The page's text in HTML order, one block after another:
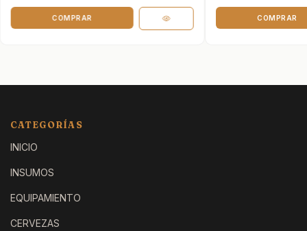
CATEGORÍAS
INICIO
INSUMOS
EQUIPAMIENTO
CERVEZAS